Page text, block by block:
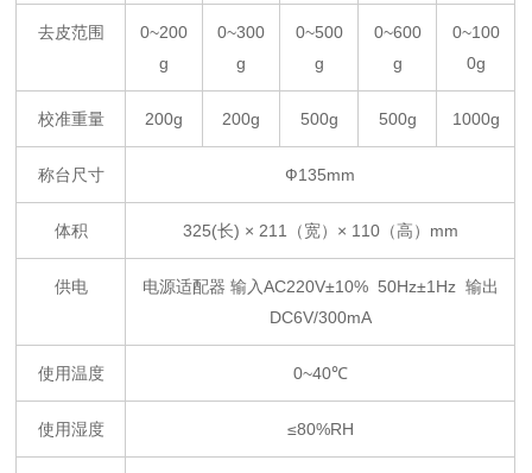
去皮范围
0~200
g
0~300
g
0~500
g
0~600
g
0~100
0g
校准重量 200g 200g 500g 500g 1000g
称台尺寸 Ф135mm
体积 325(长) × 211（宽）× 110（高）mm
供电
电源适配器 输入AC220V±10% 50Hz±1Hz 输出
DC6V/300mA
使用温度 0~40℃
使用湿度 ≤80%RH